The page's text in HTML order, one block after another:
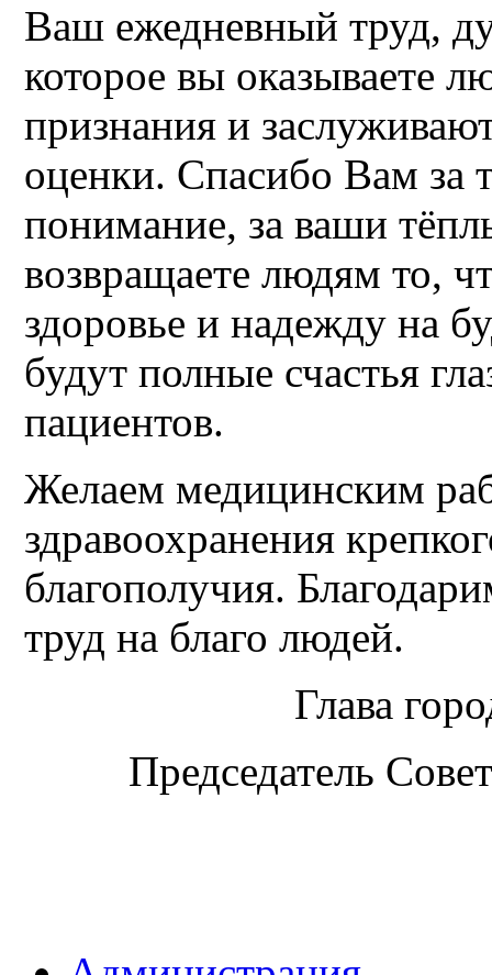
Ваш ежедневный труд,
которое вы оказываете
признания и
оценки. Спасибо Вам за
понимание, за ваши
возвращаете людям то,
здоровье и надежду на
будут полные счастья
пациентов.
Желаем медицинским
здравоохранения
благополучия.
труд на благо людей.
Глава
Председатель